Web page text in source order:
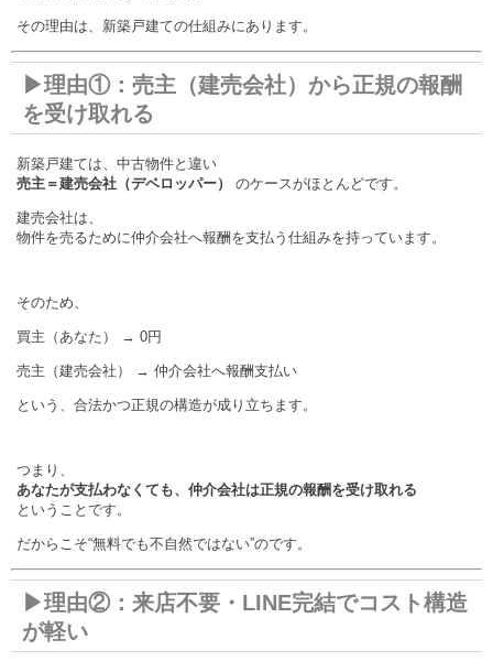
その理由は、新築戸建ての仕組みにあります。
▶理由①：売主（建売会社）から正規の報酬
を受け取れる
新築戸建ては、中古物件と違い
売主＝建売会社（デベロッパー）
のケースがほとんどです。
建売会社は、
物件を売るために仲介会社へ報酬を支払う仕組みを持っています。
そのため、
買主（あなた） → 0円
売主（建売会社） → 仲介会社へ報酬支払い
という、合法かつ正規の構造が成り立ちます。
つまり、
あなたが支払わなくても、仲介会社は正規の報酬を受け取れる
ということです。
だからこそ“無料でも不自然ではない”のです。
▶理由②：来店不要・LINE完結でコスト構造
が軽い